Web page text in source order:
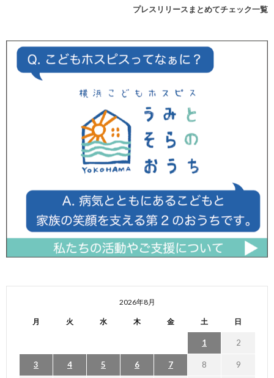
プレスリリースまとめてチェック一覧
2026年8月
月 火 水 木 金 土 日
1 2
3 4 5 6 7 8 9